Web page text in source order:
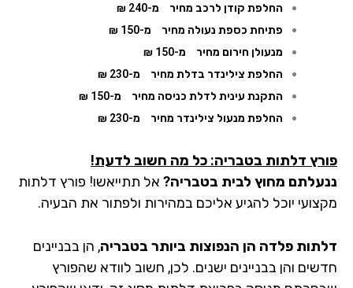
החלפת קודן לרכב מחיר
מ-240 ₪
פתיחת כספת נעולה מחיר
מ-150 ₪
מנעולן חירום מחיר
מ-150 ₪
החלפת צילינדר בדלת מחיר
מ-230 ₪
התקנת עינית לדלת כניסה מחיר
מ-150 ₪
החלפת מנעול צילינדר מחיר
מ-230 ₪
פורץ דלתות בטבריה: כל מה חשוב לדעת!
ננעלתם מחוץ לבית בטבריה? אל תתייאשו! פורץ דלתות
מקצועי יוכל להגיע אליכם במהירות ולפתור את הבעיה.
דלתות פלדה הן הנפוצות ביותר בטבריה, הן בבניינים
חדשים והן בבניינים ישנים. לכן, חשוב לוודא שהפורץ